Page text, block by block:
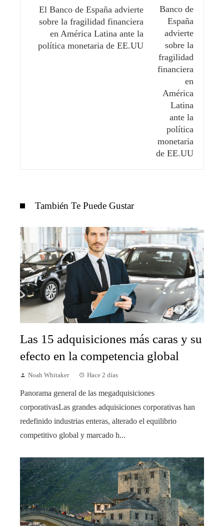
El Banco de España advierte
sobre la fragilidad financiera
en América Latina ante la
política monetaria de EE.UU
También Te Puede Gustar
Las 15 adquisiciones más caras y su
efecto en la competencia global
Noah Whitaker Hace 2 días
Panorama general de las megadquisiciones
corporativasLas grandes adquisiciones corporativas han
redefinido industrias enteras, alterado el equilibrio
competitivo global y marcado h...